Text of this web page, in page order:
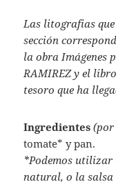
Las litografias
sección
la obra Imágenes
RAMIREZ y el
tesoro que ha
Ingredientes(por
tomate* y pan.
*Podemos utilizar
natural, o la salsa